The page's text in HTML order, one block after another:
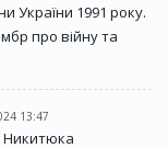
України 1991 року.
про війну та
13:47
Никитюка